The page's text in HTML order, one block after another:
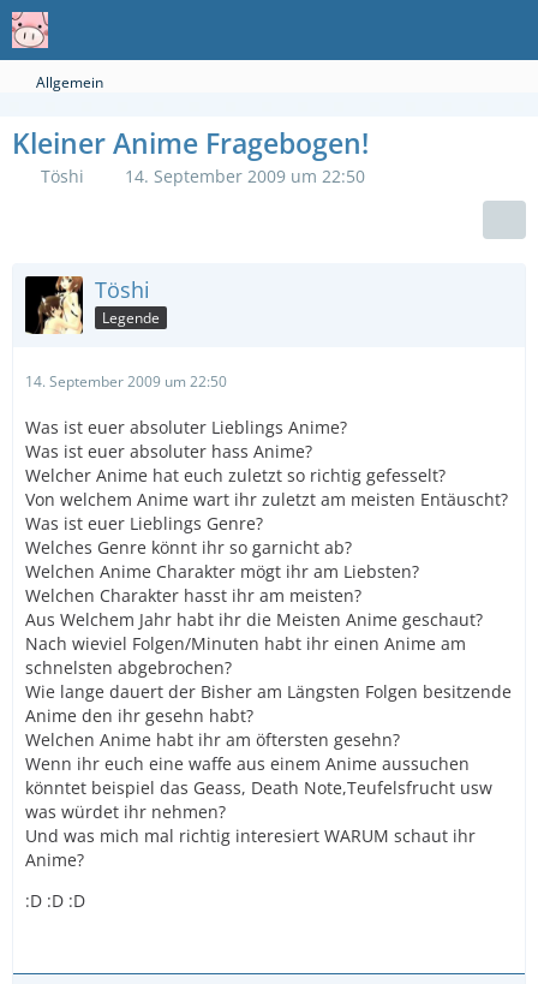
Allgemein
Kleiner Anime Fragebogen!
Töshi 14. September 2009 um 22:50
Töshi
Legende
14. September 2009 um 22:50
Was ist euer absoluter Lieblings Anime?
Was ist euer absoluter hass Anime?
Welcher Anime hat euch zuletzt so richtig gefesselt?
Von welchem Anime wart ihr zuletzt am meisten Entäuscht?
Was ist euer Lieblings Genre?
Welches Genre könnt ihr so garnicht ab?
Welchen Anime Charakter mögt ihr am Liebsten?
Welchen Charakter hasst ihr am meisten?
Aus Welchem Jahr habt ihr die Meisten Anime geschaut?
Nach wieviel Folgen/Minuten habt ihr einen Anime am
schnelsten abgebrochen?
Wie lange dauert der Bisher am Längsten Folgen besitzende
Anime den ihr gesehn habt?
Welchen Anime habt ihr am öftersten gesehn?
Wenn ihr euch eine waffe aus einem Anime aussuchen
könntet beispiel das Geass, Death Note,Teufelsfrucht usw
was würdet ihr nehmen?
Und was mich mal richtig interesiert WARUM schaut ihr
Anime?
:D :D :D